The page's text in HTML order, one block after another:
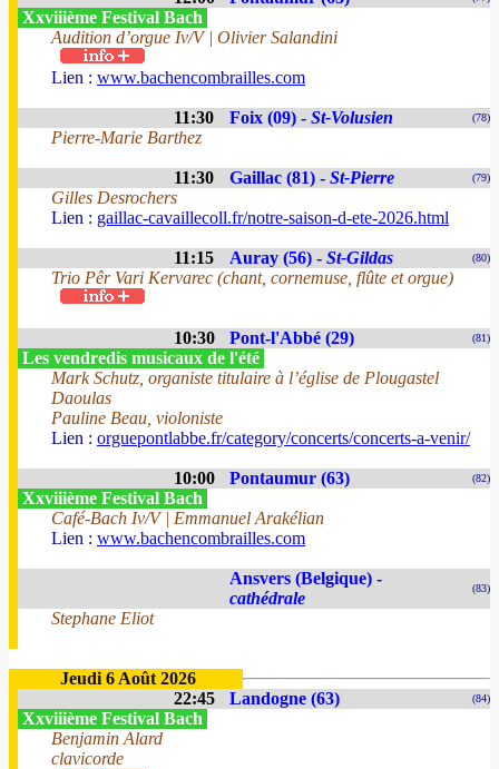
Xxviiième Festival Bach
Audition d’orgue Iv/V | Olivier Salandini
Lien : www.bachencombrailles.com
11:30 Foix (09) - St-Volusien (78)
Pierre-Marie Barthez
11:30 Gaillac (81) - St-Pierre (79)
Gilles Desrochers
Lien : gaillac-cavaillecoll.fr/notre-saison-d-ete-2026.html
11:15 Auray (56) - St-Gildas (80)
Trio Pêr Vari Kervarec (chant, cornemuse, flûte et orgue)
10:30 Pont-l'Abbé (29) (81)
Les vendredis musicaux de l'été
Mark Schutz, organiste titulaire à l’église de Plougastel
Daoulas
Pauline Beau, violoniste
Lien : orguepontlabbe.fr/category/concerts/concerts-a-venir/
10:00 Pontaumur (63) (82)
Xxviiième Festival Bach
Café-Bach Iv/V | Emmanuel Arakélian
Lien : www.bachencombrailles.com
Ansvers (Belgique) -
cathédrale
(83)
Stephane Eliot
Jeudi 6 Août 2026
22:45
Landogne (63) (84)
Xxviiième Festival Bach
Benjamin Alard
clavicorde